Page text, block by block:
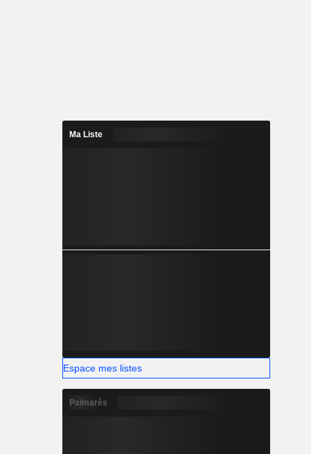
Ma Liste
Espace mes listes
Palmarès